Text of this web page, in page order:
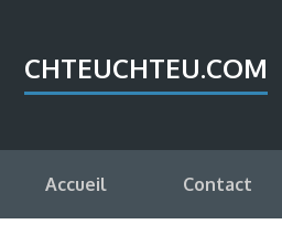
CHTEUCHTEU.COM
Accueil Contact